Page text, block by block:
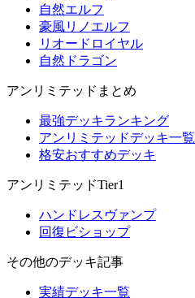
自然エルフ
豪風リノエルフ
リオードロイヤル
自然ドラゴン
アンリミテッドまとめ
最強デッキランキング
アンリミテッドデッキ一覧
格安おすすめデッキ
アンリミテッドTier1
ハンドレスヴァンプ
回復ビショップ
その他のデッキ記事
実績デッキ一覧